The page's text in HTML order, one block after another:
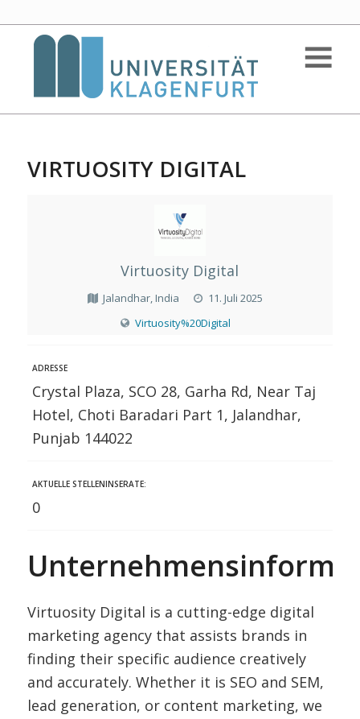
VIRTUOSITY DIGITAL
Virtuosity Digital
Jalandhar, India
11. Juli 2025
Virtuosity%20Digital
ADRESSE
Crystal Plaza, SCO 28, Garha Rd, Near Taj
Hotel, Choti Baradari Part 1, Jalandhar,
Punjab 144022
AKTUELLE STELLENINSERATE:
0
Virtuosity Digital is a cutting-edge digital
marketing agency that assists brands in
finding their specific audience creatively
and accurately. Whether it is SEO and SEM,
lead generation, or content marketing, we